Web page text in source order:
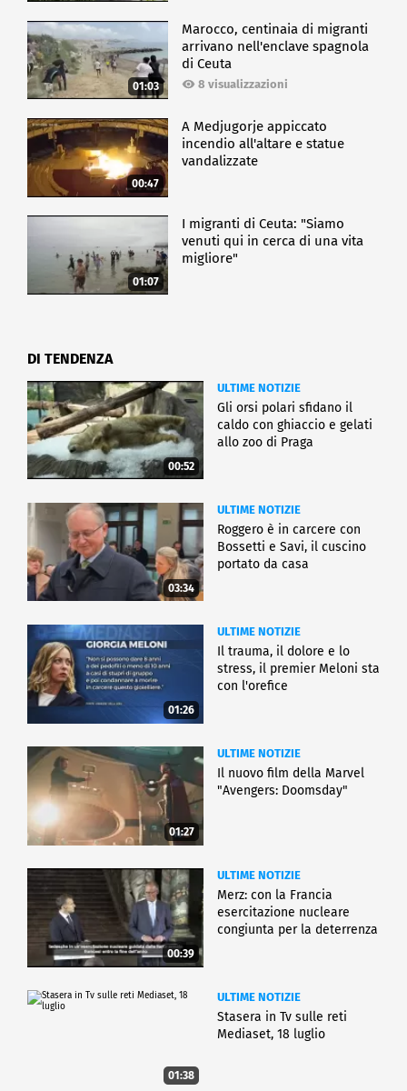
01:03
Marocco, centinaia di migranti
arrivano nell'enclave spagnola
di Ceuta
8 visualizzazioni
00:47
A Medjugorje appiccato
incendio all'altare e statue
vandalizzate
01:07
I migranti di Ceuta: "Siamo
venuti qui in cerca di una vita
migliore"
DI TENDENZA
00:52
ULTIME NOTIZIE
Gli orsi polari sfidano il
caldo con ghiaccio e gelati
allo zoo di Praga
03:34
ULTIME NOTIZIE
Roggero è in carcere con
Bossetti e Savi, il cuscino
portato da casa
01:26
ULTIME NOTIZIE
Il trauma, il dolore e lo
stress, il premier Meloni sta
con l'orefice
01:27
ULTIME NOTIZIE
Il nuovo film della Marvel
"Avengers: Doomsday"
00:39
ULTIME NOTIZIE
Merz: con la Francia
esercitazione nucleare
congiunta per la deterrenza
01:38
ULTIME NOTIZIE
Stasera in Tv sulle reti
Mediaset, 18 luglio